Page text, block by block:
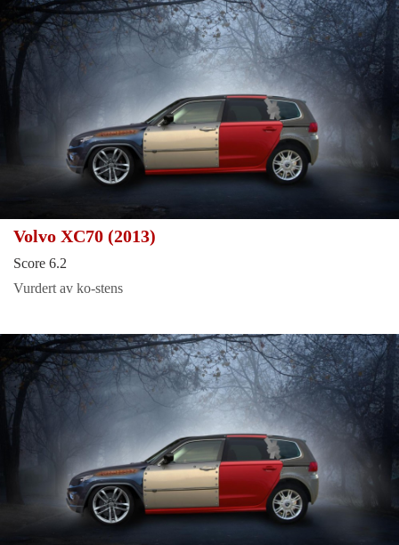
Volvo XC70 (2013)
Score 6.2
Vurdert av ko-stens